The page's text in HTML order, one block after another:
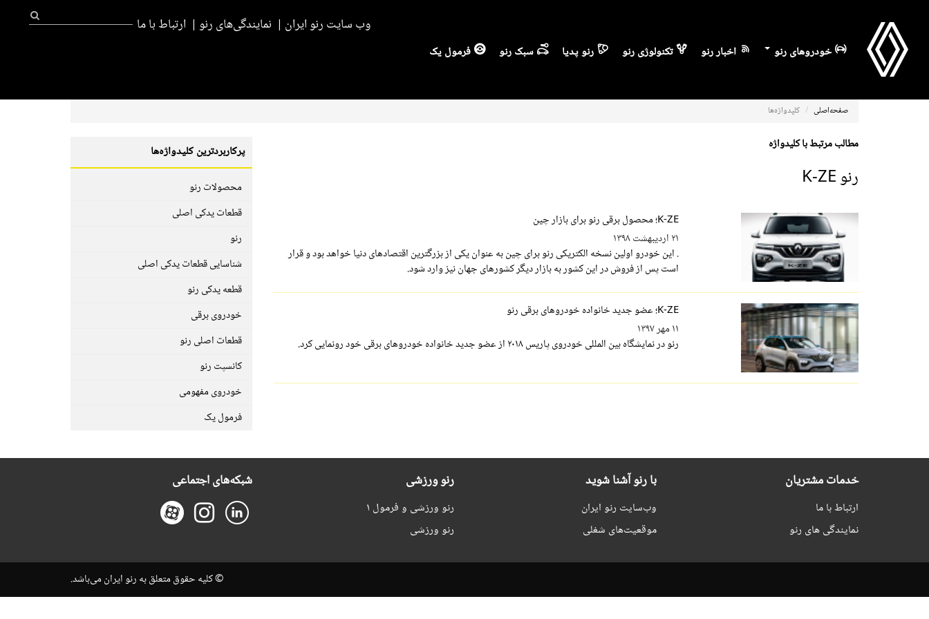
وب سایت رنو ایران نمایندگی‌های رنو ارتباط با ما
خودروهای رنو اخبار رنو تکنولوژی رنو رنو پدیا سبک رنو فرمول یک
صفحه‌اصلی کلیدواژه‌ها
مطالب مرتبط با کلیدواژه
رنو K-ZE
K-ZE؛ محصول برقی رنو برای بازار چین
۲۱ اردیبهشت ۱۳۹۸
. این خودرو اولین نسخه الکتریکی رنو برای چین به عنوان یکی از بزرگترین اقتصادهای دنیا خواهد بود و قرار
است پس از فروش در این کشور به بازار دیگر کشورهای جهان نیز وارد شود.
K-ZE؛ عضو جدید خانواده خودروهای برقی رنو
۱۱ مهر ۱۳۹۷
رنو در نمایشگاه بین المللی خودروی پاریس ۲۰۱۸ از عضو جدید خانواده خودروهای برقی خود رونمایی کرد.
پرکاربردترین کلیدواژه‌ها
محصولات رنو
قطعات یدکی اصلی
رنو
شناسایی قطعات یدکی اصلی
قطعه یدکی رنو
خودروی برقی
قطعات اصلی رنو
کانسپت رنو
خودروی مفهومی
فرمول یک
خدمات مشتریان
ارتباط با ما
نمایندگی های رنو
با رنو آشنا شوید
وب‌سایت رنو ایران
موقعیت‌های شغلی
رنو ورزشی
رنو ورزشی و فرمول ۱
رنو ورزشی
شبکه‌های اجتماعی
© کلیه حقوق متعلق به رنو ایران می‌باشد.